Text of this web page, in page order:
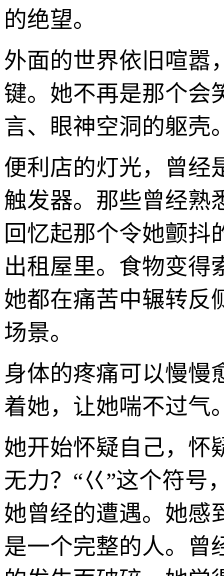
的绝望。
外面的世界依旧喧嚣
键。她不再是那个会
言、眼神空洞的躯壳
便利店的灯光，曾经
触发器。那些曾经熟
回忆起那个令她颤抖
出租屋里。食物变得
她都在痛苦中辗转反
场景。
身体的疼痛可以慢慢
着她，让她喘不过气
她开始怀疑自己，怀
无力？“巜”这个符号
她曾经的遭遇。她感
是一个完整的人。曾